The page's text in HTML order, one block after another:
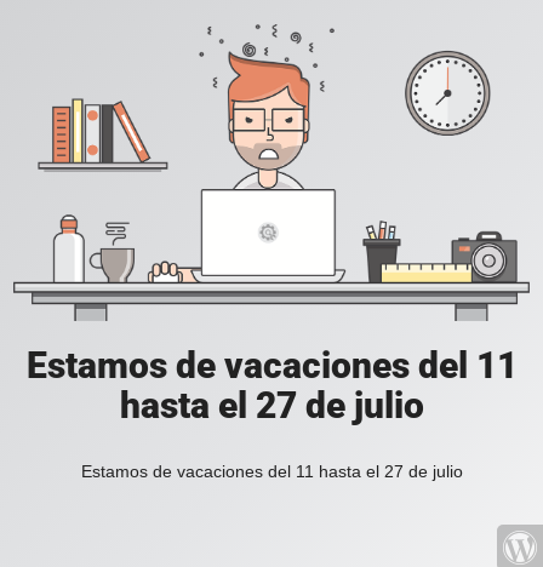
Estamos de vacaciones del 11
hasta el 27 de julio
Estamos de vacaciones del 11 hasta el 27 de julio